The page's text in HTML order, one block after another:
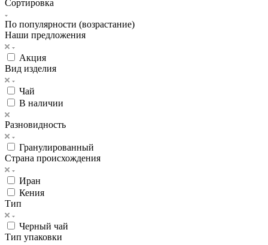
Сортировка
По популярности (возрастание)
Наши предложения
Акция
Вид изделия
Чай
В наличии
Разновидность
Гранулированный
Страна происхождения
Иран
Кения
Тип
Черный чай
Тип упаковки